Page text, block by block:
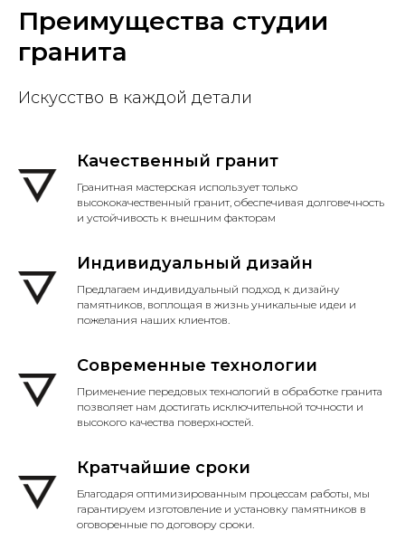
Преимущества студии
гранита
Искусство в каждой детали
Качественный гранит
Гранитная мастерская использует только
высококачественный гранит, обеспечивая долговечность
и устойчивость к внешним факторам
Индивидуальный дизайн
Предлагаем индивидуальный подход к дизайну
памятников, воплощая в жизнь уникальные идеи и
пожелания наших клиентов.
Современные технологии
Применение передовых технологий в обработке гранита
позволяет нам достигать исключительной точности и
высокого качества поверхностей.
Кратчайшие сроки
Благодаря оптимизированным процессам работы, мы
гарантируем изготовление и установку памятников в
оговоренные по договору сроки.